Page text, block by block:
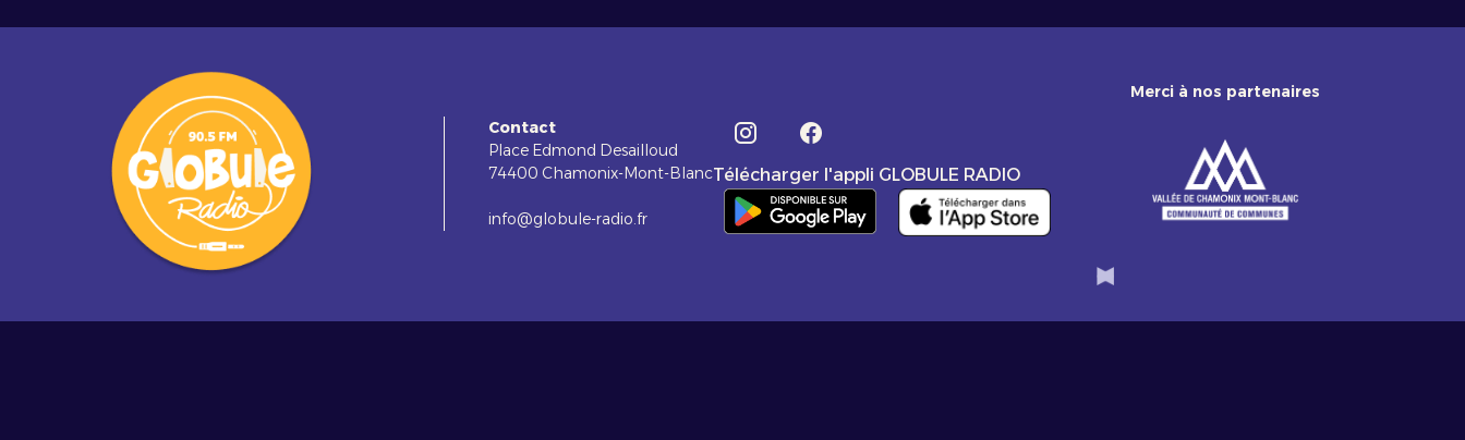
Contact
Place Edmond Desailloud
74400 Chamonix-Mont-Blanc
info@globule-radio.fr
Télécharger l'appli GLOBULE RADIO
Merci à nos partenaires
Slide 2 of 6.